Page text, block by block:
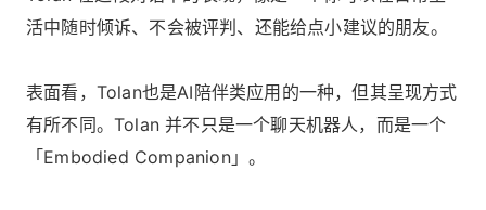
活中随时倾诉、不会被评判、还能给点小建议的朋友。
表面看，Tolan也是AI陪伴类应用的一种，但其呈现方式
有所不同。Tolan 并不只是一个聊天机器人，而是一个
「Embodied Companion」。